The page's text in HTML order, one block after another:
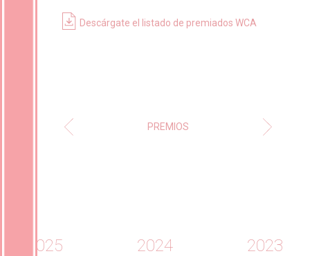
Descárgate el listado de premiados WCA
PREMIOS
2025 2024 2023